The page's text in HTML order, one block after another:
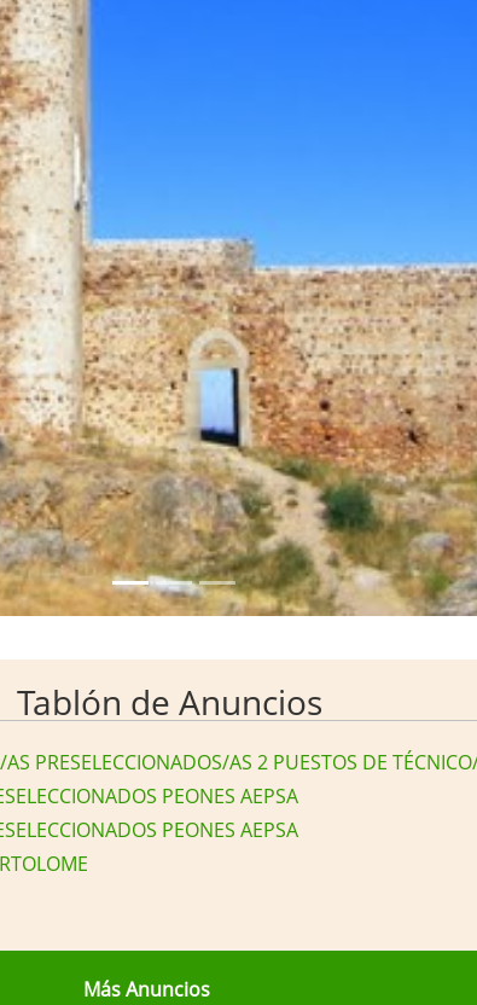
CASTILLO DEL S.XV
ABIERTO DE LUNES A
DOMINGOS DE 11:00 a 14:00 y
de 18:00 a 21:00 horas +info
636 430 652
Más Información
Tablón de Anuncios
PRESELECCIONADOS/AS 2 PUESTOS DE
PEONES AEPSA
PEONES AEPSA
Más Anuncios